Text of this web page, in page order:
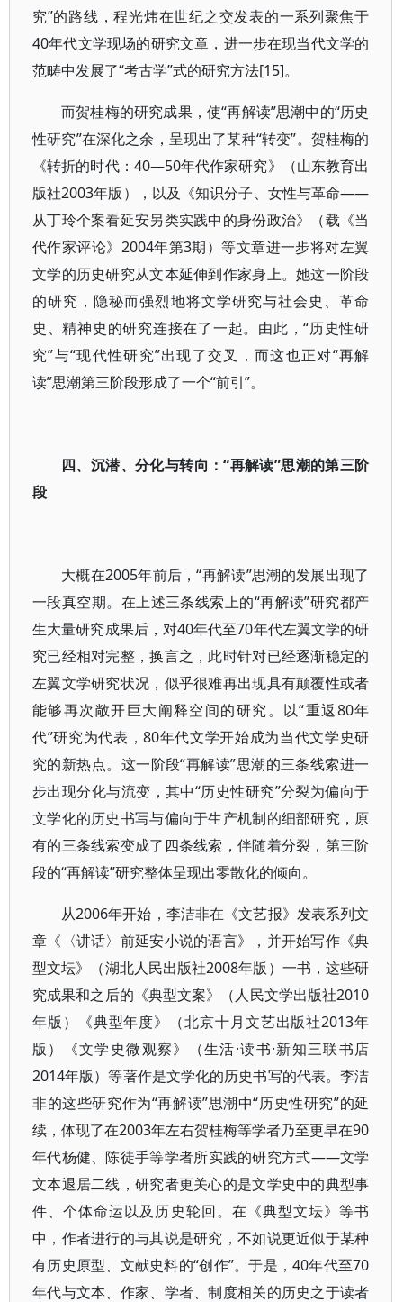
究”的路线，程光炜在世纪之交发表的一系列聚焦于
40年代文学现场的研究文章，进一步在现当代文学的
范畴中发展了“考古学”式的研究方法[15]。
而贺桂梅的研究成果，使“再解读”思潮中的“历史
性研究”在深化之余，呈现出了某种“转变”。贺桂梅的
《转折的时代：40—50年代作家研究》（山东教育出
版社2003年版），以及《知识分子、女性与革命——
从丁玲个案看延安另类实践中的身份政治》（载《当
代作家评论》2004年第3期）等文章进一步将对左翼
文学的历史研究从文本延伸到作家身上。她这一阶段
的研究，隐秘而强烈地将文学研究与社会史、革命
史、精神史的研究连接在了一起。由此，“历史性研
究”与“现代性研究”出现了交叉，而这也正对“再解
读”思潮第三阶段形成了一个“前引”。
四、沉潜、分化与转向：“再解读”思潮的第三阶
段
大概在2005年前后，“再解读”思潮的发展出现了
一段真空期。在上述三条线索上的“再解读”研究都产
生大量研究成果后，对40年代至70年代左翼文学的研
究已经相对完整，换言之，此时针对已经逐渐稳定的
左翼文学研究状况，似乎很难再出现具有颠覆性或者
能够再次敞开巨大阐释空间的研究。以“重返80年
代”研究为代表，80年代文学开始成为当代文学史研
究的新热点。这一阶段“再解读”思潮的三条线索进一
步出现分化与流变，其中“历史性研究”分裂为偏向于
文学化的历史书写与偏向于生产机制的细部研究，原
有的三条线索变成了四条线索，伴随着分裂，第三阶
段的“再解读”研究整体呈现出零散化的倾向。
从2006年开始，李洁非在《文艺报》发表系列文
章《〈讲话〉前延安小说的语言》，并开始写作《典
型文坛》（湖北人民出版社2008年版）一书，这些研
究成果和之后的《典型文案》（人民文学出版社2010
年版）《典型年度》（北京十月文艺出版社2013年
版）《文学史微观察》（生活·读书·新知三联书店
2014年版）等著作是文学化的历史书写的代表。李洁
非的这些研究作为“再解读”思潮中“历史性研究”的延
续，体现了在2003年左右贺桂梅等学者乃至更早在90
年代杨健、陈徒手等学者所实践的研究方式——文学
文本退居二线，研究者更关心的是文学史中的典型事
件、个体命运以及历史轮回。在《典型文坛》等书
中，作者进行的与其说是研究，不如说更近似于某种
有历史原型、文献史料的“创作”。于是，40年代至70
年代与文本、作家、学者、制度相关的历史之于读者